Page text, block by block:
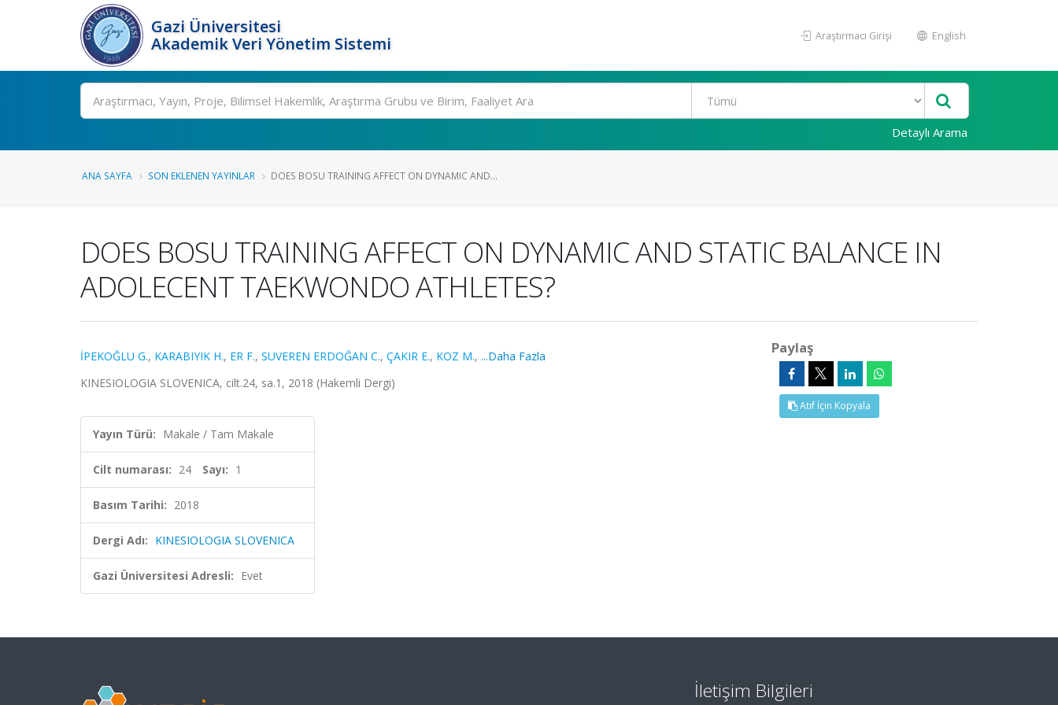
Gazi Üniversitesi
Akademik Veri Yönetim Sistemi
Araştırmacı Girişi English
Ara
Detaylı Arama
ANA SAYFA SON EKLENEN YAYINLAR DOES BOSU TRAINING AFFECT ON DYNAMIC AND...
DOES BOSU TRAINING AFFECT ON DYNAMIC AND STATIC BALANCE IN
ADOLECENT TAEKWONDO ATHLETES?
İPEKOĞLU G., KARABIYIK H., ER F., SUVEREN ERDOĞAN C., ÇAKIR E., KOZ M., ...Daha Fazla
KINESIOLOGIA SLOVENICA, cilt.24, sa.1, 2018 (Hakemli Dergi)
Yayın Türü: Makale / Tam Makale
Cilt numarası: 24 Sayı: 1
Basım Tarihi: 2018
Dergi Adı: KINESIOLOGIA SLOVENICA
Gazi Üniversitesi Adresli: Evet
Paylaş
Atıf İçin Kopyala
İletişim Bilgileri